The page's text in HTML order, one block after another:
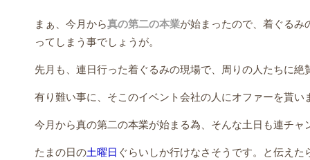
まぁ、今月から真の第二の本業が始まったので、着ぐる
ってしまう事でしょうが。
先月も、連日行った着ぐるみの現場で、周りの人たちに絶
有り難い事に、そこのイベント会社の人にオファーを貰い
今月から真の第二の本業が始まる為、そんな土日も連チャ
たまの日の土曜日 ぐらいしか行けなさそうです。と伝えた